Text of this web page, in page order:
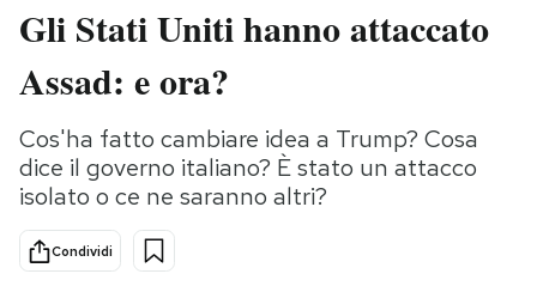
Italia
Politica
Tecnologia
Internet
Scienza
Cultura
Economia
Moda
Storie/Idee
Ok Boomer!
Media
Gli Stati Uniti hanno attaccato
Assad: e ora?
Cos'ha fatto cambiare idea a Trump? Cosa
dice il governo italiano? È stato un attacco
isolato o ce ne saranno altri?
Condividi